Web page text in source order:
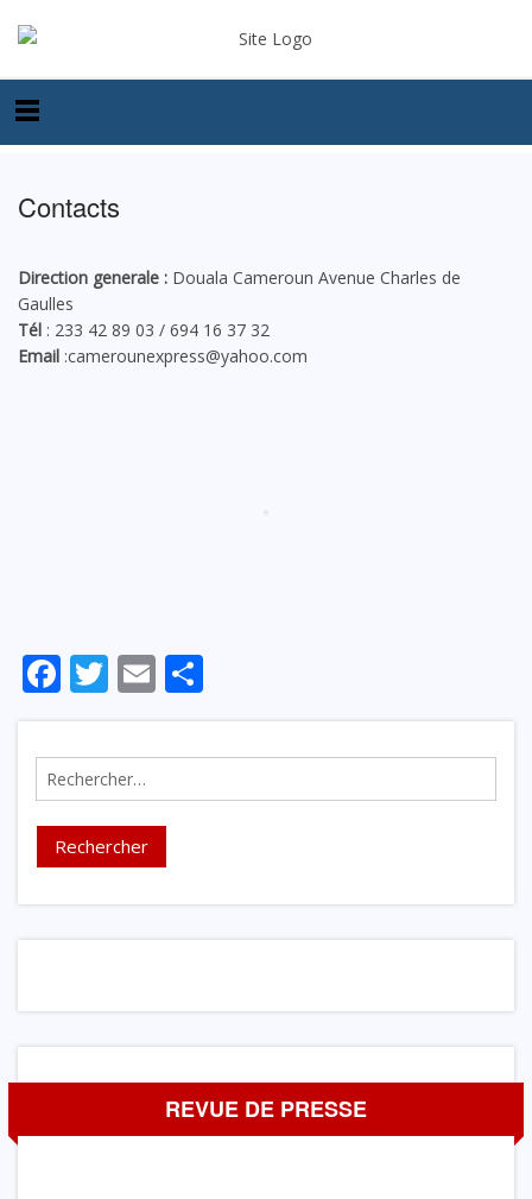
Contacts
Direction generale : Douala Cameroun Avenue Charles de
Gaulles
Tél : 233 42 89 03 / 694 16 37 32
Email :camerounexpress@yahoo.com
Facebook
Twitter
Email
Rechercher :
REVUE DE PRESSE